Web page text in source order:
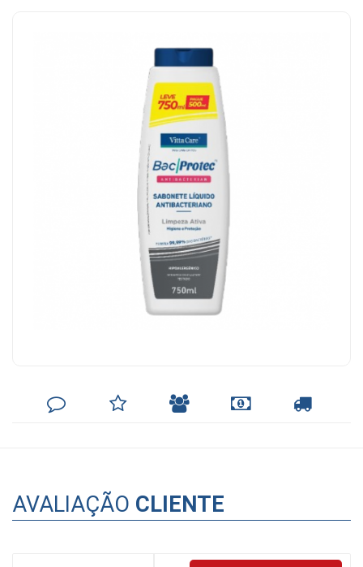
DEIXE
COMENTÁRIO
MINHA
LISTA
INDIQUE
FORMAS
CALCULAR
FRETE
AVALIAÇÃO CLIENTE